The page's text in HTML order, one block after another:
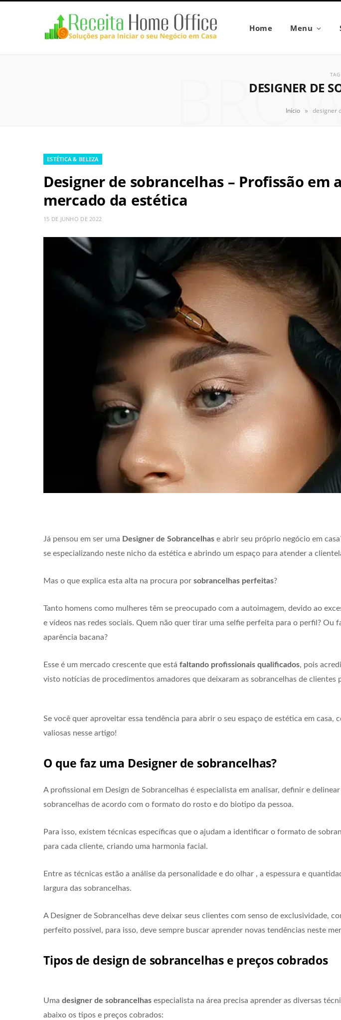
Home Menu
TAG
DESIGNER DE
Início » designer
ESTÉTICA & BELEZA
Designer de sobrancelhas – Profissão em
mercado da estética
15 DE JUNHO DE 2022
Já pensou em ser uma Designer de Sobrancelhas e abrir seu próprio negócio em
se especializando neste nicho da estética e abrindo um espaço para atender a
Mas o que explica esta alta na procura por sobrancelhas perfeitas?
Tanto homens como mulheres têm se preocupado com a autoimagem, devido ao
e vídeos nas redes sociais. Quem não quer tirar uma selfie perfeita para o perfil? Ou
aparência bacana?
Esse é um mercado crescente que está faltando profissionais qualificados, pois
visto notícias de procedimentos amadores que deixaram as sobrancelhas de clientes
Se você quer aproveitar essa tendência para abrir o seu espaço de estética em casa,
valiosas nesse artigo!
O que faz uma Designer de sobrancelhas?
A profissional em Design de Sobrancelhas é especialista em analisar, definir e
sobrancelhas de acordo com o formato do rosto e do biotipo da pessoa.
Para isso, existem técnicas específicas que o ajudam a identificar o formato de
para cada cliente, criando uma harmonia facial.
Entre as técnicas estão a análise da personalidade e do olhar , a espessura e
largura das sobrancelhas.
A Designer de Sobrancelhas deve deixar seus clientes com senso de exclusividade,
perfeito possível, para isso, deve sempre buscar aprender novas tendências neste
Tipos de design de sobrancelhas e preços cobrados
Uma designer de sobrancelhas especialista na área precisa aprender as diversas
abaixo os tipos e preços cobrados: